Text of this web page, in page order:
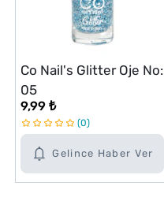
Gelince Haber Ver
Co Nail's Glitter Oje No:
05
9,99 ₺
0